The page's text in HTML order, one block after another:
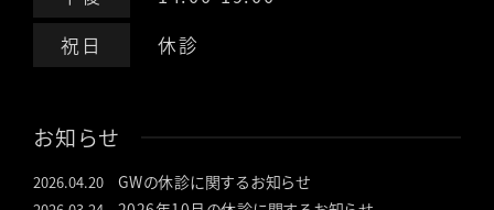
祝日
休診
お知らせ
2026.04.20 GWの休診に関するお知らせ